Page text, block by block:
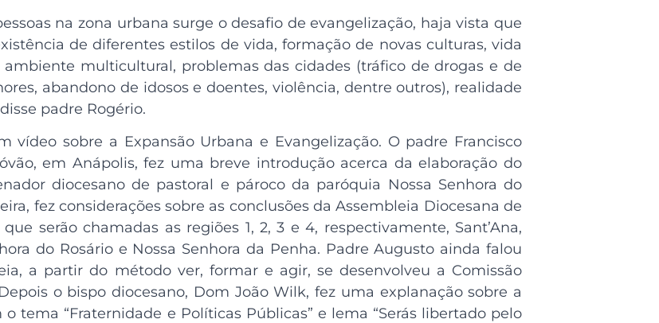
na zona urbana surge o desafio de evangelização, haja vista que
de diferentes estilos de vida, formação de novas culturas, vida
multicultural, problemas das cidades (tráfico de drogas e de
abandono de idosos e doentes, violência, dentre outros), realidade
padre Rogério.
vídeo sobre a Expansão Urbana e Evangelização. O padre Francisco
em Anápolis, fez uma breve introdução acerca da elaboração do
diocesano de pastoral e pároco da paróquia Nossa Senhora do
fez considerações sobre as conclusões da Assembleia Diocesana de
serão chamadas as regiões 1, 2, 3 e 4, respectivamente, Sant’Ana,
do Rosário e Nossa Senhora da Penha. Padre Augusto ainda falou
a partir do método ver, formar e agir, se desenvolveu a Comissão
o bispo diocesano, Dom João Wilk, fez uma explanação sobre a
tema “Fraternidade e Políticas Públicas” e lema “Serás libertado pelo